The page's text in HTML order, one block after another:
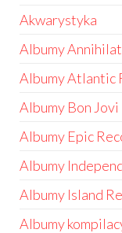
Akwarystyka
Albumy
Albumy Atlantic
Albumy Bon Jovi
Albumy Epic
Albumy
Albumy Island
Albumy